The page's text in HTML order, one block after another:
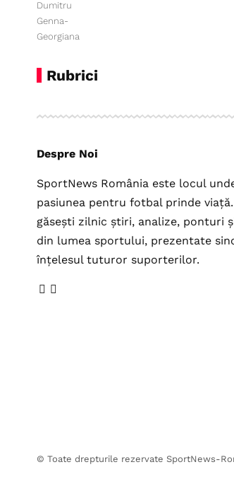
Rubrici
Despre Noi
SportNews România este locul
pasiunea pentru fotbal prinde
găsești zilnic știri, analize, ponturi
din lumea sportului, prezentate
înțelesul tuturor suporterilor.
© Toate drepturile rezervate SportNews-